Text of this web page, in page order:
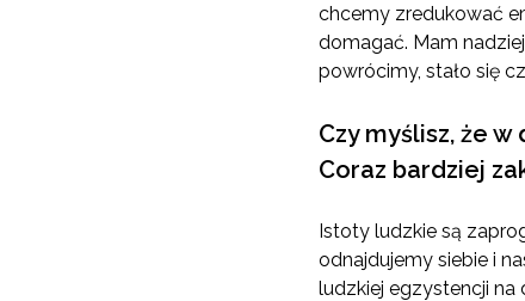
chcemy zredukować
domagać. Mam
powrócimy, stało się
Czy myślisz, że
Coraz bardziej
Istoty ludzkie są
odnajdujemy siebie i
ludzkiej egzystencji na